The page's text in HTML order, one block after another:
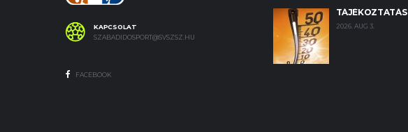
KAPCSOLAT
SZABADIDOSPORT@SVSZSZ.HU
FACEBOOK
TÁJÉKOZTATÁS
2026. AUG 3.